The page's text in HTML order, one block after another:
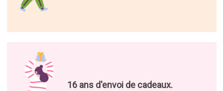
16 ans d'envoi de cadeaux.